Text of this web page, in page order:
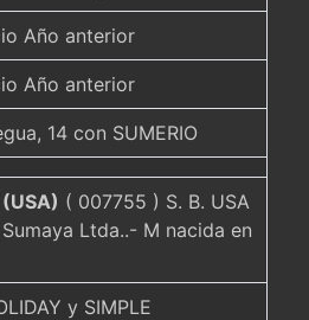
Año anterior
Año anterior
14 con SUMERIO
( 007755 ) S. B. USA
Ltda..- M nacida en
y SIMPLE